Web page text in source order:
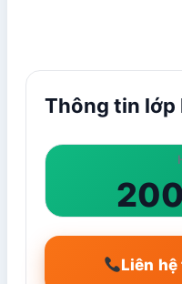
Thông tin lớp
Liên